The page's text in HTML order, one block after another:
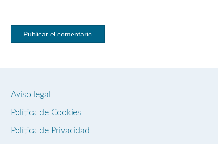
Aviso legal
Política de Cookies
Política de Privacidad